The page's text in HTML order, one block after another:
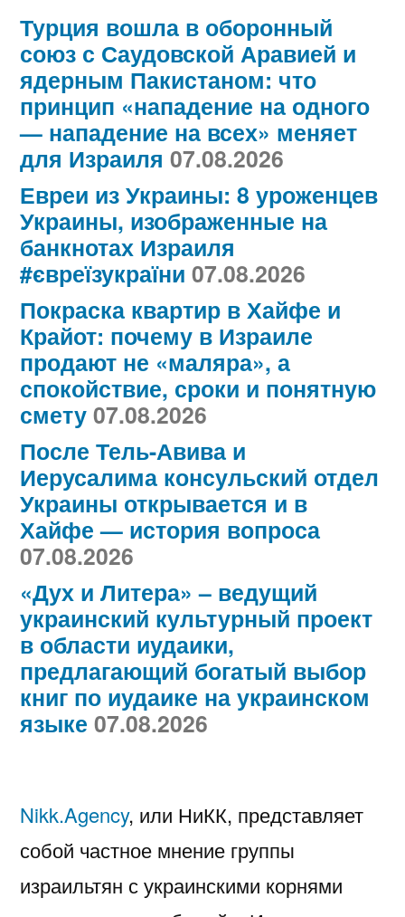
Турция вошла в оборонный
союз с Саудовской Аравией и
ядерным Пакистаном: что
принцип «нападение на одного
— нападение на всех» меняет
для Израиля 07.08.2026
Евреи из Украины: 8 уроженцев
Украины, изображенные на
банкнотах Израиля
#євреїзукраїни 07.08.2026
Покраска квартир в Хайфе и
Крайот: почему в Израиле
продают не «маляра», а
спокойствие, сроки и понятную
смету07.08.2026
После Тель-Авива и
Иерусалима консульский отдел
Украины открывается и в
Хайфе — история вопроса
07.08.2026
«Дух и Литера» – ведущий
украинский культурный проект
в области иудаики,
предлагающий богатый выбор
книг по иудаике на украинском
языке 07.08.2026
Nikk.Agency, или НиКК, представляет
собой частное мнение группы
израильтян с украинскими корнями